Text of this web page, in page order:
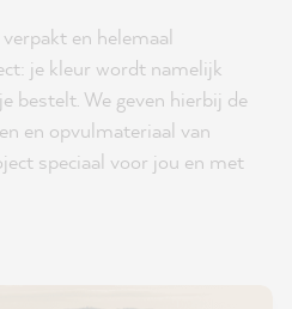
en helemaal
je kleur wordt namelijk
bestelt. We geven hierbij de
en opvulmateriaal van
speciaal voor jou en met